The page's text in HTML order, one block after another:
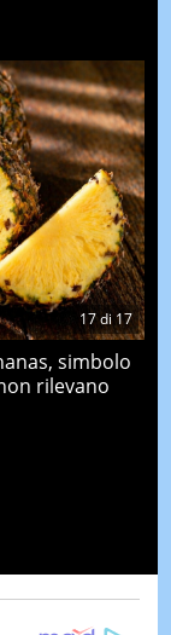
17di 17
simbolo
rilevano